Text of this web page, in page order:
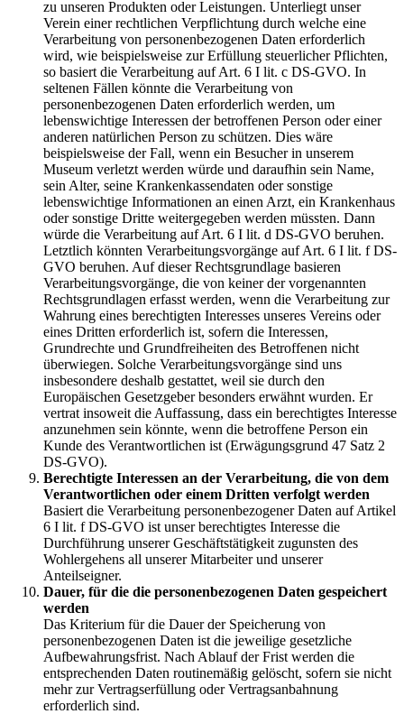
zu unseren Produkten oder Leistungen. Unterliegt unser
Verein einer rechtlichen Verpflichtung durch welche eine
Verarbeitung von personenbezogenen Daten erforderlich
wird, wie beispielsweise zur Erfüllung steuerlicher Pflichten,
so basiert die Verarbeitung auf Art. 6 I lit. c DS-GVO. In
seltenen Fällen könnte die Verarbeitung von
personenbezogenen Daten erforderlich werden, um
lebenswichtige Interessen der betroffenen Person oder einer
anderen natürlichen Person zu schützen. Dies wäre
beispielsweise der Fall, wenn ein Besucher in unserem
Museum verletzt werden würde und daraufhin sein Name,
sein Alter, seine Krankenkassendaten oder sonstige
lebenswichtige Informationen an einen Arzt, ein Krankenhaus
oder sonstige Dritte weitergegeben werden müssten. Dann
würde die Verarbeitung auf Art. 6 I lit. d DS-GVO beruhen.
Letztlich könnten Verarbeitungsvorgänge auf Art. 6 I lit. f DS-
GVO beruhen. Auf dieser Rechtsgrundlage basieren
Verarbeitungsvorgänge, die von keiner der vorgenannten
Rechtsgrundlagen erfasst werden, wenn die Verarbeitung zur
Wahrung eines berechtigten Interesses unseres Vereins oder
eines Dritten erforderlich ist, sofern die Interessen,
Grundrechte und Grundfreiheiten des Betroffenen nicht
überwiegen. Solche Verarbeitungsvorgänge sind uns
insbesondere deshalb gestattet, weil sie durch den
Europäischen Gesetzgeber besonders erwähnt wurden. Er
vertrat insoweit die Auffassung, dass ein berechtigtes Interesse
anzunehmen sein könnte, wenn die betroffene Person ein
Kunde des Verantwortlichen ist (Erwägungsgrund 47 Satz 2
DS-GVO).
Berechtigte Interessen an der Verarbeitung, die von dem
Verantwortlichen oder einem Dritten verfolgt werden
Basiert die Verarbeitung personenbezogener Daten auf Artikel
6 I lit. f DS-GVO ist unser berechtigtes Interesse die
Durchführung unserer Geschäftstätigkeit zugunsten des
Wohlergehens all unserer Mitarbeiter und unserer
Anteilseigner.
Dauer, für die die personenbezogenen Daten gespeichert
werden
Das Kriterium für die Dauer der Speicherung von
personenbezogenen Daten ist die jeweilige gesetzliche
Aufbewahrungsfrist. Nach Ablauf der Frist werden die
entsprechenden Daten routinemäßig gelöscht, sofern sie nicht
mehr zur Vertragserfüllung oder Vertragsanbahnung
erforderlich sind.